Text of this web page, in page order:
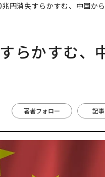
円消失すらかすむ、中国か
らかすむ、
著者フォロー 記